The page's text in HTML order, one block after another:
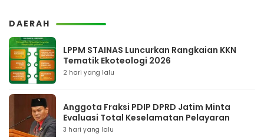
DAERAH
LPPM STAINAS Luncurkan Rangkaian KKN
Tematik Ekoteologi 2026
2 hari yang lalu
Anggota Fraksi PDIP DPRD Jatim Minta
Evaluasi Total Keselamatan Pelayaran
3 hari yang lalu